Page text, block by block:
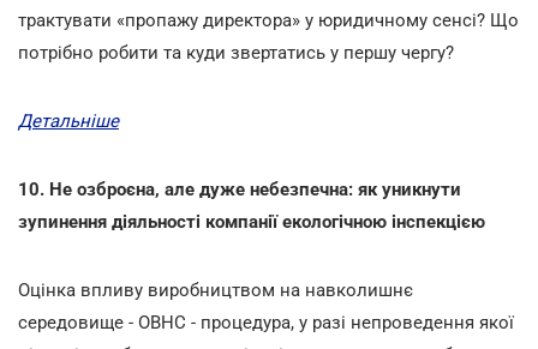
трактувати «пропажу директора» у юридичному сенсі? Що
потрібно робити та куди звертатись у першу чергу?
Детальніше
10. Не озброєна, але дуже небезпечна: як уникнути
зупинення діяльності компанії екологічною інспекцією
Оцінка впливу виробництвом на навколишнє
середовище - ОВНС - процедура, у разі непроведення якої